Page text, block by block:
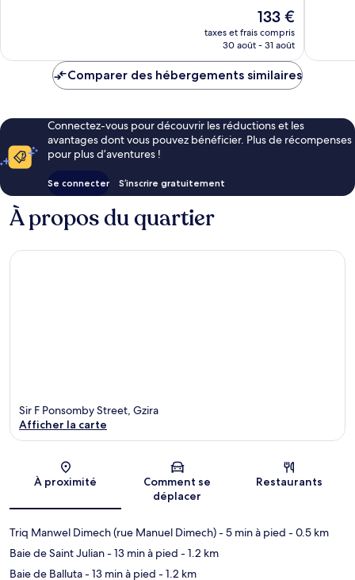
Le
nouveau
prix
de
133 €
taxes et frais compris
30 août - 31 août
Comparer des hébergements similaires
Connectez-vous pour découvrir les réductions et les
avantages dont vous pouvez bénéficier. Plus de récompenses
pour plus d’aventures !
Se connecter S’inscrire gratuitement
À propos du quartier
Carte
Sir F Ponsomby Street, Gzira
Afficher la carte
À proximité
Comment se
déplacer
Restaurants
Triq Manwel Dimech (rue Manuel Dimech)- 5 min à pied - 0.5 km
Baie de Saint Julian- 13 min à pied - 1.2 km
Baie de Balluta- 13 min à pied - 1.2 km